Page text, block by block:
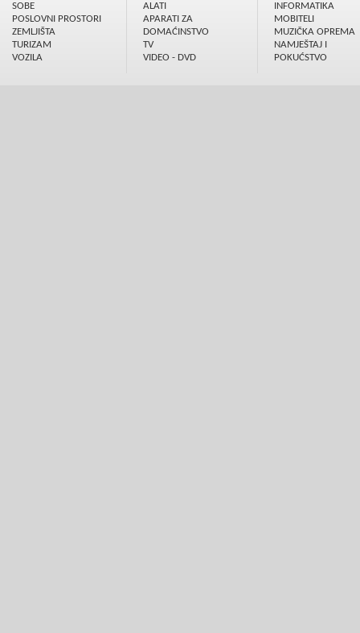
SOBE
POSLOVNI PROSTORI
ZEMLJIŠTA
TURIZAM
VOZILA
ALATI
APARATI ZA
DOMAĆINSTVO
TV
VIDEO - DVD
INFORMATIKA
MOBITELI
MUZIČKA OPREMA
NAMJEŠTAJ I
POKUĆSTVO